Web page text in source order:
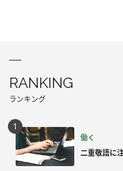
RANKING
ランキング
働く
二重敬語に